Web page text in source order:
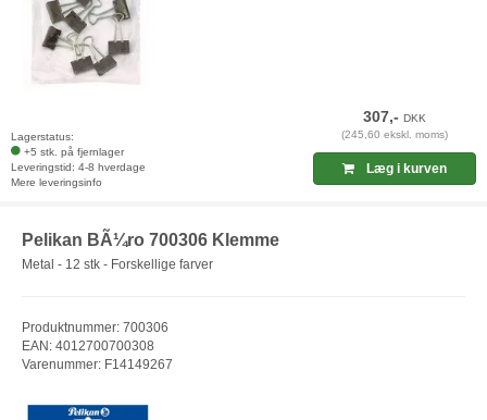
Lagerstatus:
+5 stk. på fjernlager
Leveringstid: 4-8 hverdage
Mere leveringsinfo
307,-DKK
(245,60 ekskl. moms)
Læg i kurven
Pelikan BÃ¼ro 700306 Klemme
Metal - 12 stk - Forskellige farver
Produktnummer: 700306
EAN: 4012700700308
Varenummer: F14149267